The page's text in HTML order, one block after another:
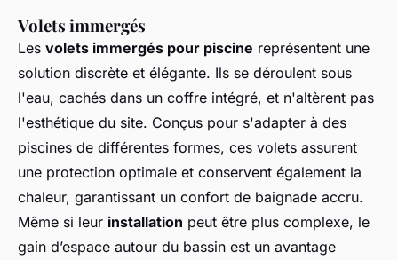
Volets immergés
Les volets immergés pour piscine représentent une
solution discrète et élégante. Ils se déroulent sous
l'eau, cachés dans un coffre intégré, et n'altèrent pas
l'esthétique du site. Conçus pour s'adapter à des
piscines de différentes formes, ces volets assurent
une protection optimale et conservent également la
chaleur, garantissant un confort de baignade accru.
Même si leur installation peut être plus complexe, le
gain d’espace autour du bassin est un avantage